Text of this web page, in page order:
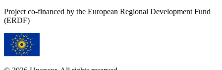
Project co-financed by the European Regional Development Fund
(ERDF)